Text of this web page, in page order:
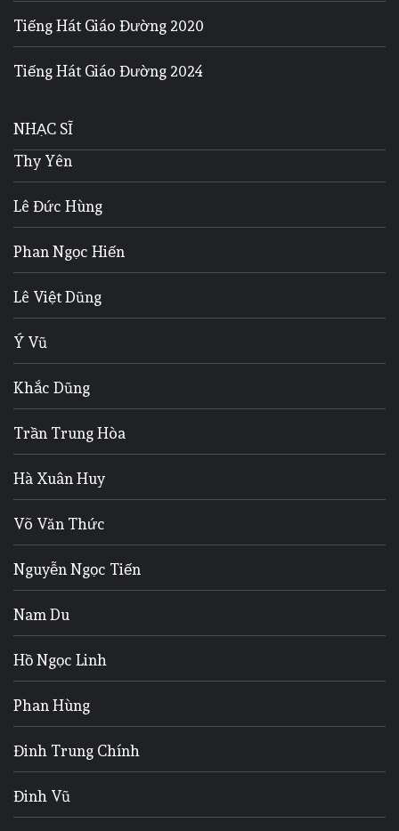
Tiếng Hát Giáo Đường 2020
Tiếng Hát Giáo Đường 2024
NHẠC SĨ
Thy Yên
Lê Đức Hùng
Phan Ngọc Hiến
Lê Việt Dũng
Ý Vũ
Khắc Dũng
Trần Trung Hòa
Hà Xuân Huy
Võ Văn Thức
Nguyễn Ngọc Tiến
Nam Du
Hồ Ngọc Linh
Phan Hùng
Đinh Trung Chính
Đinh Vũ